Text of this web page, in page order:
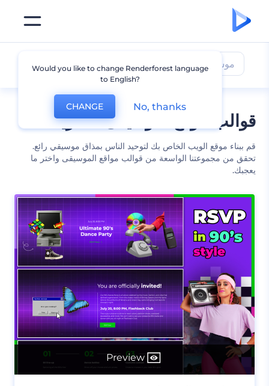
قوالب موقع لموسيقى عصرية
قم ببناء موقع الويب الخاص بك لتوحيد الناس بمذاق موسيقي رائع.
تحقق من مجموعتنا الواسعة من قوالب مواقع الموسيقى واختر ما
يعجبك.
موسيقى
Preview
Would you like to change Renderforest language
to English?
CHANGE No, thanks